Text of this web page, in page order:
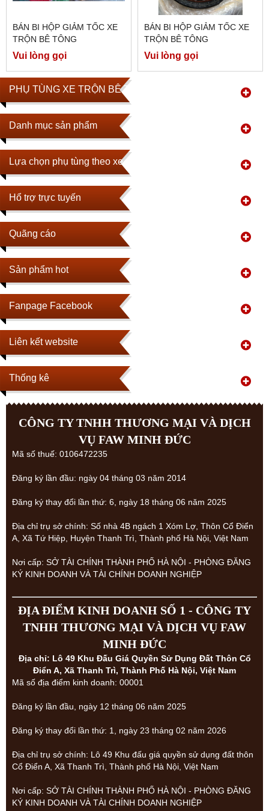
PHỤ TÙNG XE TRỘN BÊ TÔNG
Danh mục sản phẩm
Lựa chọn phụ tùng theo xe
Hổ trợ trực tuyến
Quãng cáo
Sản phẩm hot
Fanpage Facebook
Liên kết website
Thống kê
BÁN BI HỘP GIẢM TỐC XE
TRỘN BÊ TÔNG
Vui lòng gọi
BÁN BI HỘP GIẢM TỐC XE
TRỘN BÊ TÔNG
Vui lòng gọi
CÔNG TY TNHH THƯƠNG MẠI VÀ DỊCH
VỤ FAW MINH ĐỨC
Mã số thuế: 0106472235
Đăng ký lần đầu: ngày 04 tháng 03 năm 2014
Đăng ký thay đổi lần thứ: 6, ngày 18 tháng 06 năm 2025
Địa chỉ trụ sở chính: Số nhà 4B ngách 1 Xóm Lợ, Thôn Cổ Điển
A, Xã Tứ Hiệp, Huyện Thanh Trì, Thành phố Hà Nội, Việt Nam
Nơi cấp: SỞ TÀI CHÍNH THÀNH PHỐ HÀ NỘI - PHÒNG ĐĂNG
KÝ KINH DOANH VÀ TÀI CHÍNH DOANH NGHIỆP
ĐỊA ĐIỂM KINH DOANH SỐ 1 - CÔNG TY
TNHH THƯƠNG MẠI VÀ DỊCH VỤ FAW
MINH ĐỨC
Địa chỉ: Lô 49 Khu Đấu Giá Quyền Sử Dụng Đất Thôn Cổ
Điển A, Xã Thanh Trì, Thành Phố Hà Nội, Việt Nam
Mã số địa điểm kinh doanh: 00001
Đăng ký lần đầu, ngày 12 tháng 06 năm 2025
Đăng ký thay đổi lần thứ: 1, ngày 23 tháng 02 năm 2026
Địa chỉ trụ sở chính: Lô 49 Khu đấu giá quyền sử dụng đất thôn
Cổ Điển A, Xã Thanh Trì, Thành phố Hà Nội, Việt Nam
Nơi cấp: SỞ TÀI CHÍNH THÀNH PHỐ HÀ NỘI - PHÒNG ĐĂNG
KÝ KINH DOANH VÀ TÀI CHÍNH DOANH NGHIỆP